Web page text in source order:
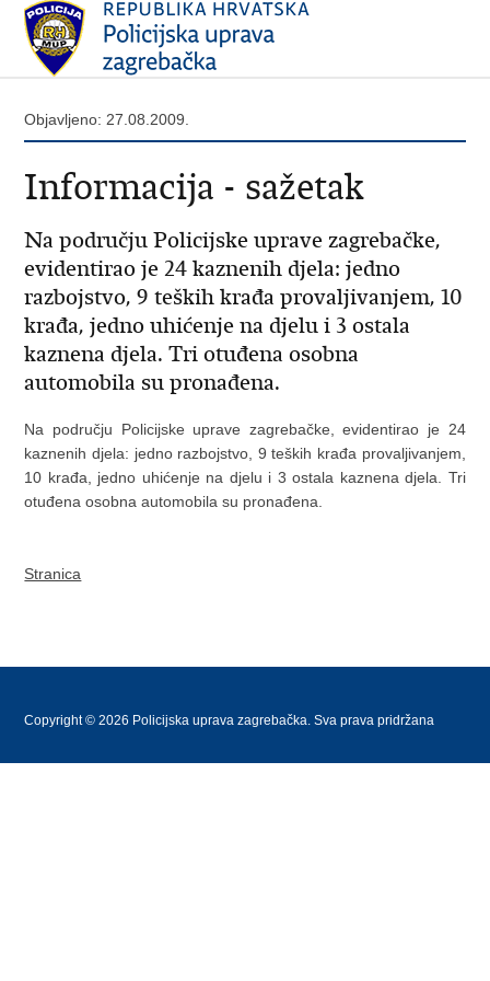
Objavljeno: 27.08.2009.
Informacija - sažetak
Na području Policijske uprave zagrebačke,
evidentirao je 24 kaznenih djela: jedno
razbojstvo, 9 teških krađa provaljivanjem, 10
krađa, jedno uhićenje na djelu i 3 ostala
kaznena djela. Tri otuđena osobna
automobila su pronađena.
Na području Policijske uprave zagrebačke, evidentirao je 24
kaznenih djela: jedno razbojstvo, 9 teških krađa provaljivanjem,
10 krađa, jedno uhićenje na djelu i 3 ostala kaznena djela. Tri
otuđena osobna automobila su pronađena.
Stranica
Copyright © 2026 Policijska uprava zagrebačka. Sva prava pridržana